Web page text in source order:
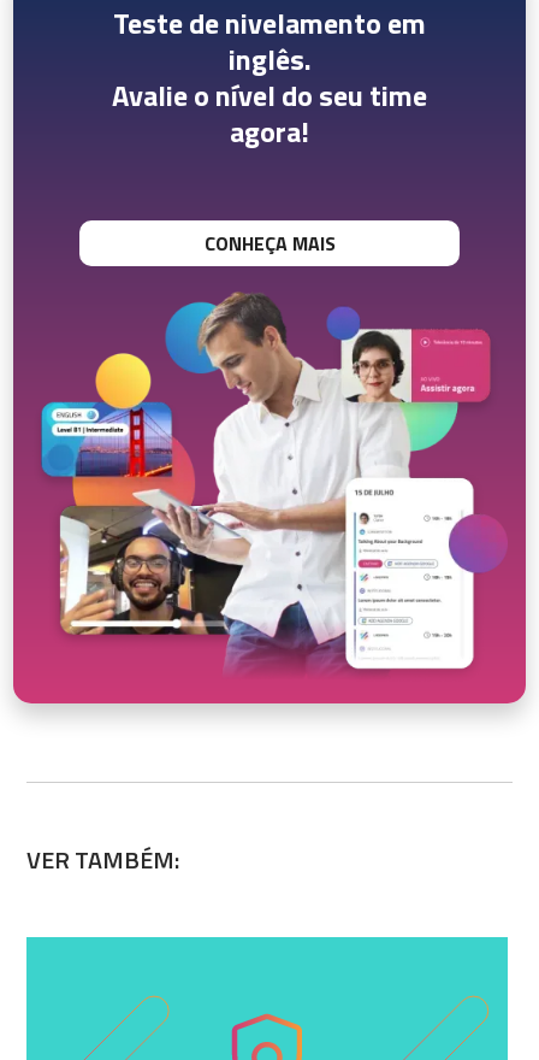
Teste de nivelamento em
inglês.
Avalie o nível do seu time
agora!
CONHEÇA MAIS
VER TAMBÉM: